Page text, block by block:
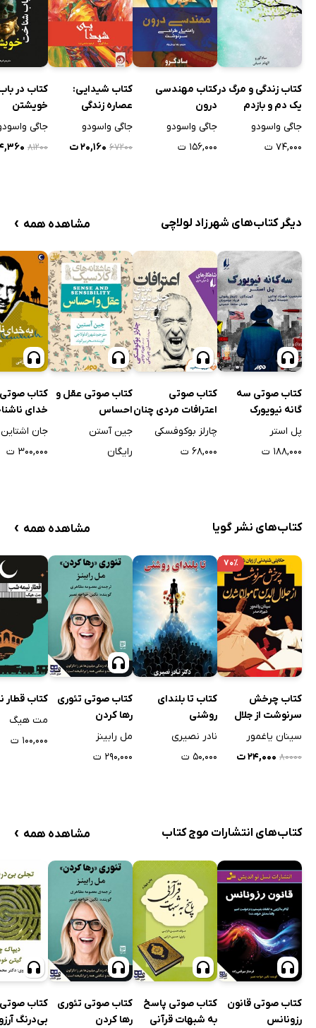
کتاب زندگی و مرگ در
یک دم و بازدم
جاگی واسودو
۷۴,۰۰۰ ت
کتاب مهندسی
درون
جاگی واسودو
۱۵۶,۰۰۰ ت
کتاب شیدایی:
عصاره زندگی
جاگی واسودو
۶۷۲۰۰ ۲۰,۱۶۰ ت
کتاب در
خویشتن
جاگی
۸۱۲۰۰
دیگر کتاب‌های شهرزاد لولاچی مشاهده همه ›
کتاب صوتی سه
گانه نیویورک
پل استر
۱۸۸,۰۰۰ ت
کتاب صوتی
اعترافات مردی چنان
دیوانه که با
چارلز بوکوفسکی
۶۸,۰۰۰ ت
کتاب صوتی عقل و
احساس
جین آستن
رایگان
کتاب
خدای
جان
۳۰۰,۰۰۰ ت
کتاب‌های نشر گویا مشاهده همه ›
۷۰٪
کتاب چرخش
سرنوشت از جلال
الدین تا مولانا شدن
سینان یاغمور
۸۰۰۰۰ ۲۴,۰۰۰ ت
کتاب تا بلندای
روشنی
نادر نصیری
۵۰,۰۰۰ ت
کتاب صوتی تئوری
رها کردن
مل رابینز
۲۹۰,۰۰۰ ت
کتاب
مت هیگ
۱۰۰,۰۰۰ ت
کتاب‌های انتشارات موج کتاب مشاهده همه ›
کتاب صوتی قانون
رزونانس
کتاب صوتی پاسخ
به شبهات قرآنی
کتاب صوتی تئوری
رها کردن
کتاب
بی‌درنگ